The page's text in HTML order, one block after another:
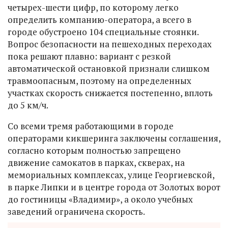
четырех-шести цифр, по которому легко
определить компанию-оператора, а всего в
городе обустроено 104 специальные стоянки.
Вопрос безопасности на пешеходных переходах
пока решают плавно: вариант с резкой
автоматической остановкой признали слишком
травмоопасным, поэтому на определенных
участках скорость снижается постепенно, вплоть
до 5 км/ч.
Со всеми тремя работающими в городе
операторами кикшеринга заключены соглашения,
согласно которым полностью запрещено
движение самокатов в парках, скверах, на
мемориальных комплексах, улице Георгиевской,
в парке Липки и в центре города от Золотых ворот
до гостиницы «Владимир», а около учебных
заведений ограничена скорость.